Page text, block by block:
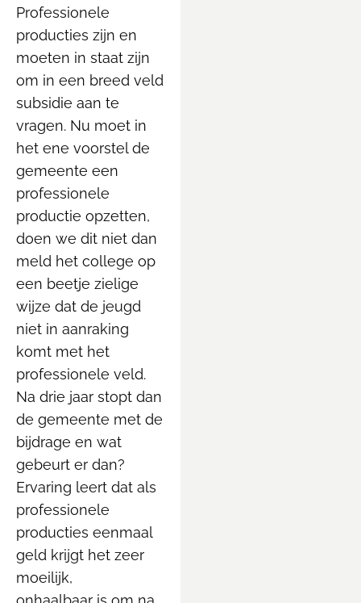
Professionele
producties zijn en
moeten in staat zijn
om in een breed veld
subsidie aan te
vragen. Nu moet in
het ene voorstel de
gemeente een
professionele
productie opzetten,
doen we dit niet dan
meld het college op
een beetje zielige
wijze dat de jeugd
niet in aanraking
komt met het
professionele veld.
Na drie jaar stopt dan
de gemeente met de
bijdrage en wat
gebeurt er dan?
Ervaring leert dat als
professionele
producties eenmaal
geld krijgt het zeer
moeilijk,